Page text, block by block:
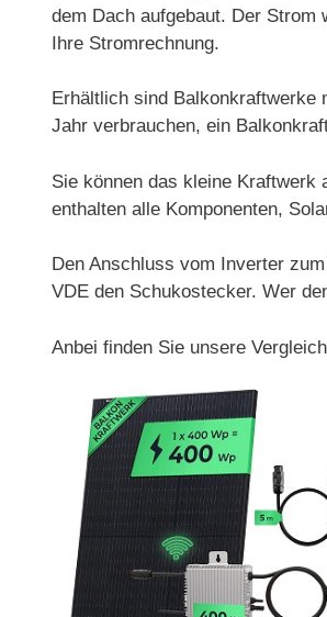
dem Dach aufgebaut. Der Strom
Ihre Stromrechnung.
Erhältlich sind Balkonkraftwerke
Jahr verbrauchen, ein
Sie können das kleine Kraftwerk
enthalten alle Komponenten,
Den Anschluss vom Inverter
VDE den Schukostecker. Wer
Anbei finden Sie unsere